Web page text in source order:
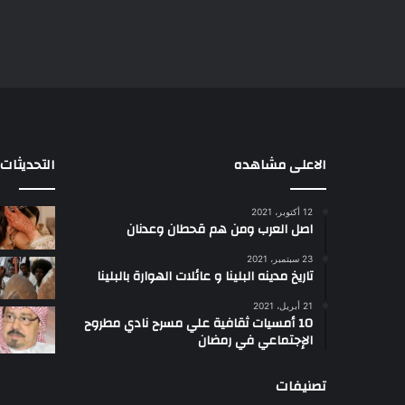
الاعلى مشاهده
12 أكتوبر، 2021
اصل العرب ومن هم قحطان وعدنان
23 سبتمبر، 2021
تاريخ مدينه البلينا و عائلات الهوارة بالبلينا
21 أبريل، 2021
10 أمسيات ثقافية علي مسرح نادي مطروح
الإجتماعي في رمضان
تصنيفات
التحديثات